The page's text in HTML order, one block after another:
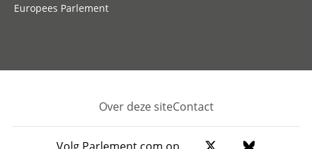
Europees Parlement
Footer
Over deze siteContact